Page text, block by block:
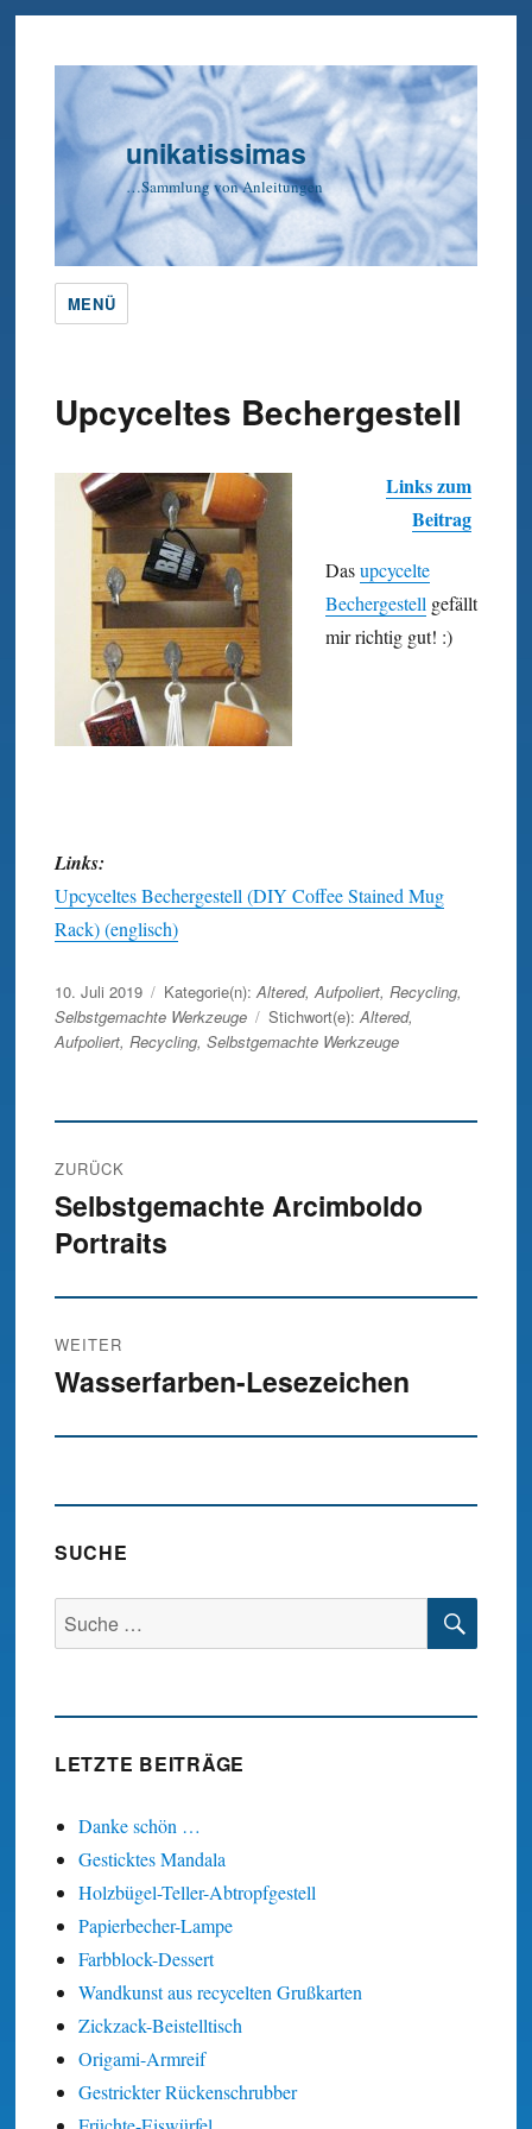
unikatissimas
…Sammlung von Anleitungen
MENÜ
Upcyceltes Bechergestell
Links zum
Beitrag
Dasupcycelte
Bechergestellgefällt
mir richtig gut! :)
Links:
Upcyceltes Bechergestell (DIY Coffee Stained Mug
Rack) (englisch)
Veröffentlicht
am
10. Juli 2019 Kategorie(n):Altered,Aufpoliert, Recycling,
Selbstgemachte Werkzeuge
Stichwort(e):Altered,
Aufpoliert, Recycling, Selbstgemachte Werkzeuge
Navigation
ZURÜCK
Vorheriger
Beitrag:
Selbstgemachte Arcimboldo
Portraits
WEITER
Nächster
Wasserfarben-Lesezeichen
SUCHE
Suche
nach:
LETZTE BEITRÄGE
Danke schön …
Gesticktes Mandala
Holzbügel-Teller-Abtropfgestell
Papierbecher-Lampe
Farbblock-Dessert
Wandkunst aus recycelten Grußkarten
Zickzack-Beistelltisch
Origami-Armreif
Gestrickter Rückenschrubber